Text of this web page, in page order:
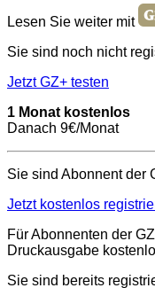
Lesen Sie weiter mit
Sie sind noch nicht
Jetzt GZ+ testen
1 Monat kostenlos
Danach 9€/Monat
Sie sind Abonnent der
Jetzt kostenlos
Für Abonnenten der
Druckausgabe
Sie sind bereits